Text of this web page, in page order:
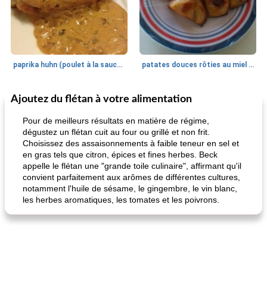
paprika huhn (poulet à la sauce paprika). patates douces rôties au miel / kumara
25min
Petit déjeuner et brunch
quinoa petit déjeuner méditerranéen
Viande et volaille
poitrines de poulet grillées de jenny
Ajoutez du flétan à votre alimentation
Pour de meilleurs résultats en matière de régime,
dégustez un flétan cuit au four ou grillé et non frit.
Choisissez des assaisonnements à faible teneur en sel et
en gras tels que citron, épices et fines herbes. Beck
appelle le flétan une "grande toile culinaire", affirmant qu'il
convient parfaitement aux arômes de différentes cultures,
notamment l'huile de sésame, le gingembre, le vin blanc,
les herbes aromatiques, les tomates et les poivrons.